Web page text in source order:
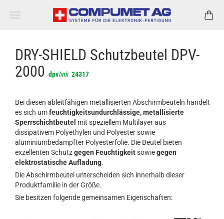
DRY-SHIELD Schutzbeutel DPV-
2000 dpvlink 24317
Bei diesen ableitfähigen metallisierten Abschirmbeuteln handelt
es sich umfeuchtigkeitsundurchlässige, metallisierte
Sperrschichtbeutel mit speziellem Multilayer aus
dissipativem Polyethylen und Polyester sowie
aluminiumbedampfter Polyesterfolie. Die Beutel bieten
exzellenten Schutzgegen Feuchtigkeitsowiegegen
elektrostatische Aufladung.
Die Abschirmbeutel unterscheiden sich innerhalb dieser
Produktfamilie in der Größe.
Sie besitzen folgende gemeinsamen Eigenschaften: